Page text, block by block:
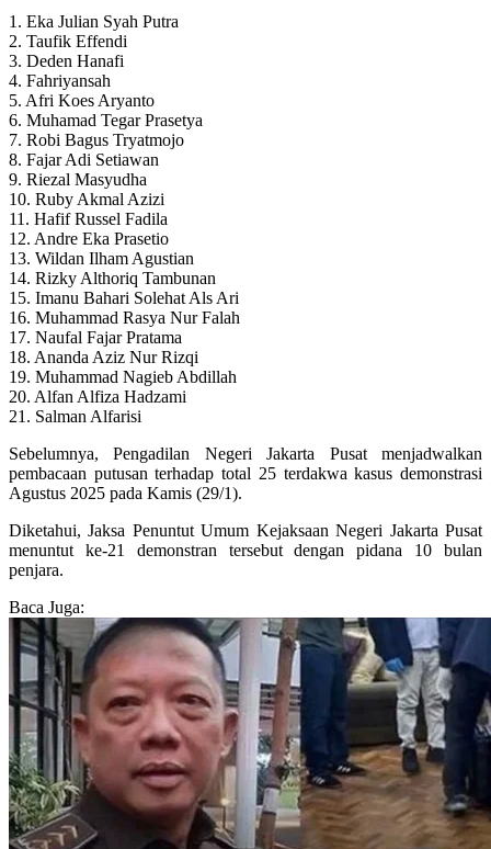
1. Eka Julian Syah Putra
2. Taufik Effendi
3. Deden Hanafi
4. Fahriyansah
5. Afri Koes Aryanto
6. Muhamad Tegar Prasetya
7. Robi Bagus Tryatmojo
8. Fajar Adi Setiawan
9. Riezal Masyudha
10. Ruby Akmal Azizi
11. Hafif Russel Fadila
12. Andre Eka Prasetio
13. Wildan Ilham Agustian
14. Rizky Althoriq Tambunan
15. Imanu Bahari Solehat Als Ari
16. Muhammad Rasya Nur Falah
17. Naufal Fajar Pratama
18. Ananda Aziz Nur Rizqi
19. Muhammad Nagieb Abdillah
20. Alfan Alfiza Hadzami
21. Salman Alfarisi
Sebelumnya, Pengadilan Negeri Jakarta Pusat menjadwalkan
pembacaan putusan terhadap total 25 terdakwa kasus demonstrasi
Agustus 2025 pada Kamis (29/1).
Diketahui, Jaksa Penuntut Umum Kejaksaan Negeri Jakarta Pusat
menuntut ke-21 demonstran tersebut dengan pidana 10 bulan
penjara.
Baca Juga: